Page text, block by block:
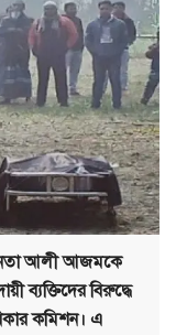
আলী আজমকে
ব্যক্তিদের বিরুদ্ধে
কমিশন। এ